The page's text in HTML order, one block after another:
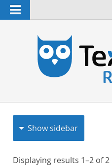
Navigation
Show sidebar
Displaying results 1–2 of2